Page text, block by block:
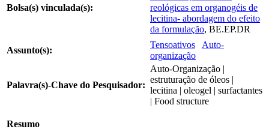
Bolsa(s) vinculada(s):
reológicas em organogéis de
lecitina- abordagem do efeito
da formulação, BE.EP.DR
Assunto(s):
Tensoativos
Auto-
organização
Palavra(s)-Chave do Pesquisador:
Auto-Organização |
estruturação de óleos |
lecitina | oleogel | surfactantes
| Food structure
Resumo